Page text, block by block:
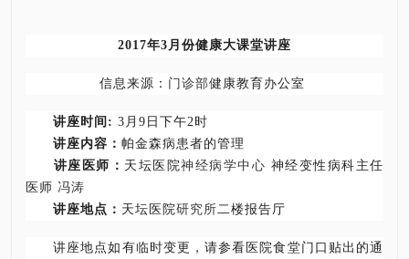
2017年3月份健康大课堂讲座
信息来源： 门诊部健康教育办公室
讲座时间: 3月9日下午2时
讲座内容： 帕金森病患者的管理
讲座医师： 天坛医院神经病学中心 神经变性病科主任
医师 冯涛
讲座地点： 天坛医院研究所 二楼报告厅
讲座地点如有临时变更，请参看医院食堂门口贴出的通